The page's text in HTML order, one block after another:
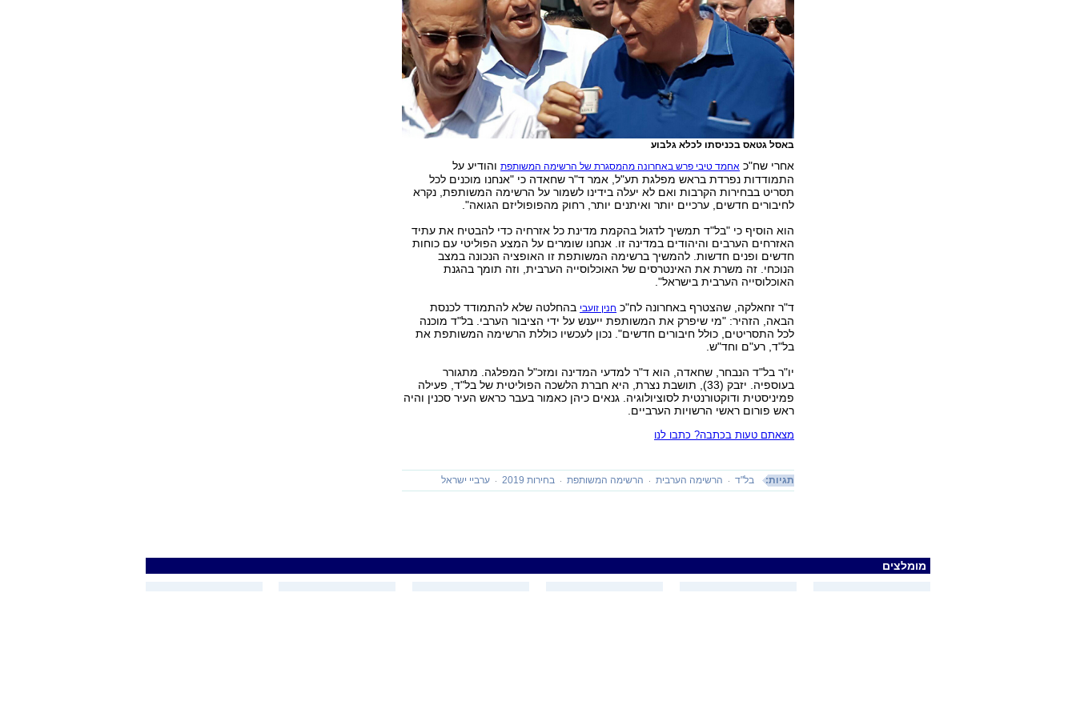
באסל גטאס בכניסתו לכלא גלבוע
אחרי שח"כ אחמד טיבי פרש באחרונה מהמסגרת של הרשימה המשותפתוהודיע על
התמודדות נפרדת בראש מפלגת תע"ל, אמר ד"ר שחאדה כי "אנחנו מוכנים לכל
תסריט בבחירות הקרבות ואם לא יעלה בידינו לשמור על הרשימה המשותפת, נקרא
לחיבורים חדשים, ערכיים יותר ואיתנים יותר, רחוק מהפופוליזם הגואה".
הוא הוסיף כי "בל"ד תמשיך לדגול בהקמת מדינת כל אזרחיה כדי להבטיח את עתיד
האזרחים הערבים והיהודים במדינה זו. אנחנו שומרים על המצע הפוליטי עם כוחות
חדשים ופנים חדשות. להמשיך ברשימה המשותפת זו האופציה הנכונה במצב
הנוכחי. זה משרת את האינטרסים של האוכלוסייה הערבית, וזה תומך בהגנת
האוכלוסייה הערבית בישראל".
ד"ר זחאלקה, שהצטרף באחרונה לח"כ חנין זועבי בהחלטה שלא להתמודד לכנסת
הבאה, הזהיר: "מי שיפרק את המשותפת ייענש על ידי הציבור הערבי. בל"ד מוכנה
לכל התסריטים, כולל חיבורים חדשים". נכון לעכשיו כוללת הרשימה המשותפת את
בל"ד, רע"ם וחד"ש.
יו"ר בל"ד הנבחר, שחאדה, הוא ד"ר למדעי המדינה ומזכ"ל המפלגה. מתגורר
בעוספיה. יזבק (33), תושבת נצרת, היא חברת הלשכה הפוליטית של בל"ד, פעילה
פמיניסטית ודוקטורנטית לסוציולוגיה. גנאים כיהן כאמור בעבר כראש העיר סכנין והיה
ראש פורום ראשי הרשויות הערביים.
מצאתם טעות בכתבה? כתבו לנו
תגיות: בל"ד הרשימה הערבית הרשימה המשותפת בחירות 2019 ערביי ישראל
מומלצים